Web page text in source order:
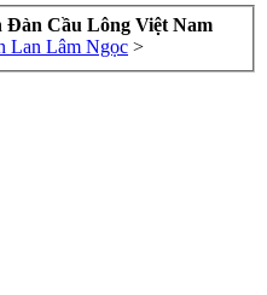
Cầu Lông Việt Nam
Lan Lâm Ngọc >